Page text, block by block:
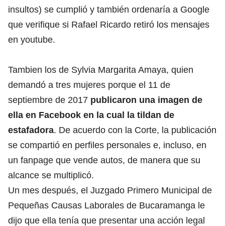
insultos) se cumplió y también ordenaría a Google
que verifique si Rafael Ricardo retiró los mensajes
en youtube.
Tambien los de Sylvia Margarita Amaya, quien
demandó a tres mujeres porque el 11 de
septiembre de 2017 publicaron una imagen de
ella en Facebook en la cual la tildan de
estafadora. De acuerdo con la Corte, la publicación
se compartió en perfiles personales e, incluso, en
un fanpage que vende autos, de manera que su
alcance se multiplicó.
Un mes después, el Juzgado Primero Municipal de
Pequeñas Causas Laborales de Bucaramanga le
dijo que ella tenía que presentar una acción legal